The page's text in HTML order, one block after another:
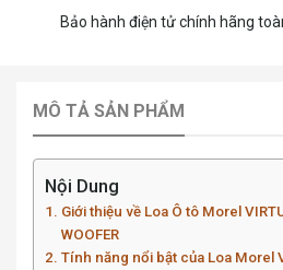
Bảo hành điện tử chính hãng
MÔ TẢ SẢN PHẨM
Nội Dung
Giới thiệu về Loa Ô tô Morel
WOOFER
Tính năng nổi bật của Loa Morel